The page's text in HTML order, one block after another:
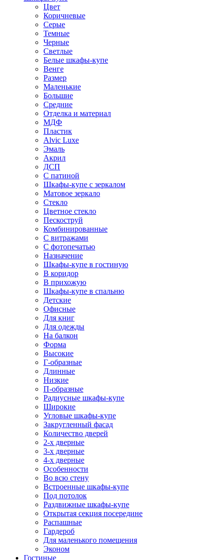
Цвет
Коричневые
Серые
Темные
Черные
Светлые
Белые шкафы-купе
Венге
Размер
Маленькие
Большие
Средние
Отделка и материал
МДФ
Пластик
Alvic Luxe
Эмаль
Акрил
ДСП
С патиной
Шкафы-купе с зеркалом
Матовое зеркало
Стекло
Цветное стекло
Пескоструй
Комбинированные
С витражами
С фотопечатью
Назначение
Шкафы-купе в гостиную
В коридор
В прихожую
Шкафы-купе в спальню
Детские
Офисные
Для книг
Для одежды
На балкон
Форма
Высокие
Г-образные
Длинные
Низкие
П-образные
Радиусные шкафы-купе
Широкие
Угловые шкафы-купе
Закругленный фасад
Количество дверей
2-х дверные
3-х дверные
4-х дверные
Особенности
Во всю стену
Встроенные шкафы-купе
Под потолок
Раздвижные шкафы-купе
Открытая секция посередине
Распашные
Гардероб
Для маленького помещения
Эконом
Гостиные